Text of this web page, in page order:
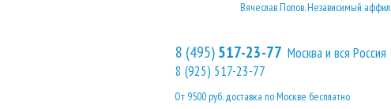
8 (495)517-23-77 Москва и вся Россия
8 (925) 517-23-77
От 9500 руб. доставка по Москве бесплатно
Вячеслав Попов. Независимый